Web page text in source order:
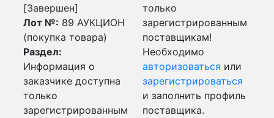
[Завершен]
Лот №: 89 АУКЦИОН
(покупка товара)
Раздел:
Информация о
заказчике доступна
только
зарегистрированным
только
зарегистрированным
поставщикам!
Необходимо
авторизоваться или
зарегистрироваться
и заполнить профиль
поставщика.